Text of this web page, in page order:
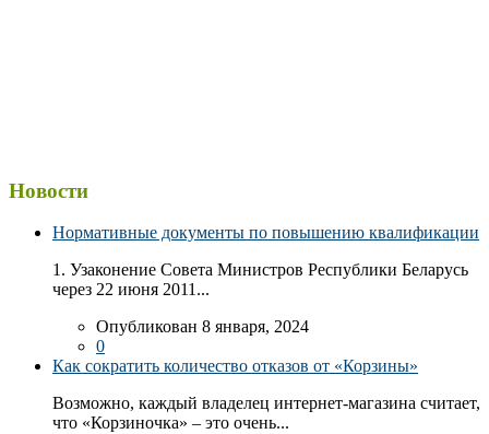
Новости
Нормативные документы по повышению квалификации
1. Узаконение Совета Министров Республики Беларусь
через 22 июня 2011...
Опубликован 8 января, 2024
0
Как сократить количество отказов от «Корзины»
Возможно, каждый владелец интернет-магазина считает,
что «Корзиночка» – это очень...